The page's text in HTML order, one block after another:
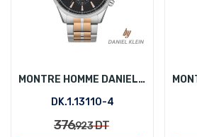
MONTRE HOMME DANIEL KLEIN DK.1.13110-4
DK.1.13110-4
376,923DT